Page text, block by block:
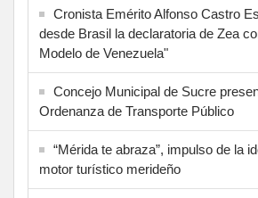
Cronista Emérito Alfonso Castro
desde Brasil la declaratoria de Zea
Modelo de Venezuela"
Concejo Municipal de Sucre
Ordenanza de Transporte Público
“Mérida te abraza”, impulso de la
motor turístico merideño